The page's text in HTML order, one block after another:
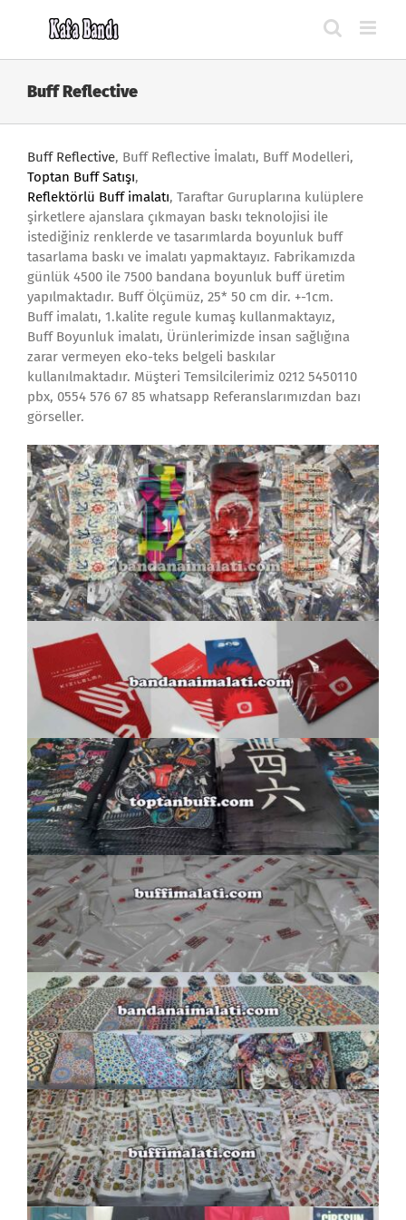
Buff Reflective
Buff Reflective, Buff Reflective İmalatı, Buff Modelleri,
Toptan Buff Satışı,
Reflektörlü Buff imalatı, Taraftar Guruplarına kulüplere
şirketlere ajanslara çıkmayan baskı teknolojisi ile
istediğiniz renklerde ve tasarımlarda boyunluk buff
tasarlama baskı ve imalatı yapmaktayız. Fabrikamızda
günlük 4500 ile 7500 bandana boyunluk buff üretim
yapılmaktadır. Buff Ölçümüz, 25* 50 cm dir. +-1cm.
Buff imalatı, 1.kalite regule kumaş kullanmaktayız,
Buff Boyunluk imalatı, Ürünlerimizde insan sağlığına
zarar vermeyen eko-teks belgeli baskılar
kullanılmaktadır. Müşteri Temsilcilerimiz 0212 5450110
pbx, 0554 576 67 85 whatsapp Referanslarımızdan bazı
görseller.